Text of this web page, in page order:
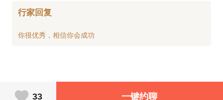
行家回复
33 一键约聊